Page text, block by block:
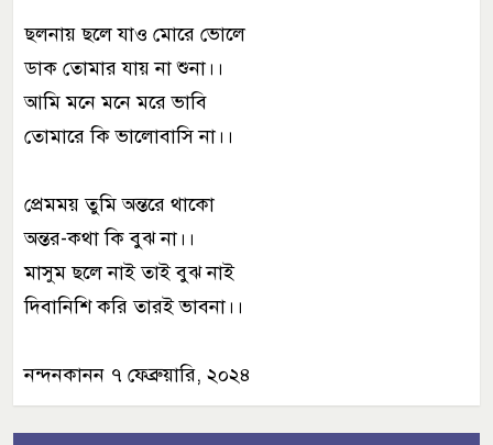
ছলনায় ছলে যাও মোরে ভোলে
ডাক তোমার যায় না শুনা।।
আমি মনে মনে মরে ভাবি
তোমারে কি ভালোবাসি না।।
প্রেমময় তুমি অন্তরে থাকো
অন্তর-কথা কি বুঝ না।।
মাসুম ছলে নাই তাই বুঝ নাই
দিবানিশি করি তারই ভাবনা।।
নন্দনকানন ৭ ফেব্রুয়ারি, ২০২৪